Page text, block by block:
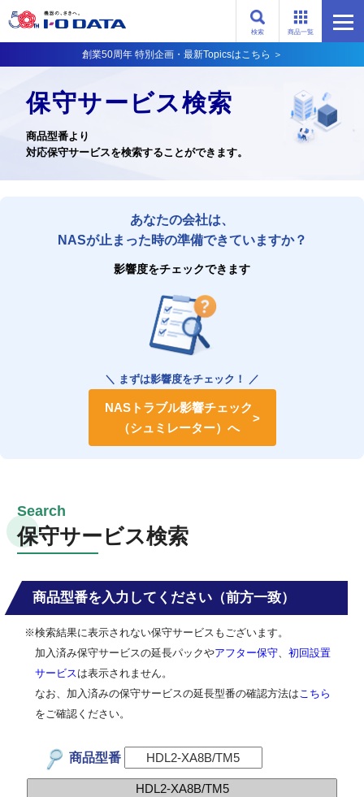
商品一覧
検索
創業50周年 特別企画・最新Topicsはこちら ＞
保守サービス検索
商品型番より
対応保守サービスを検索することができます。
あなたの会社は、
NASが止まった時の準備できていますか？
影響度をチェックできます
＼ まずは影響度をチェック！ ／
NASトラブル影響チェック
（シュミレーター）へ
保守サービス検索
商品型番を入力してください（前方一致）
※検索結果に表示されない保守サービスもございます。
加入済み保守サービスの延長パックやアフター保守
初回設置
サービス は表示されません。
なお、加入済みの保守サービスの延長型番の確認方法は こちら
をご確認ください。
商品型番